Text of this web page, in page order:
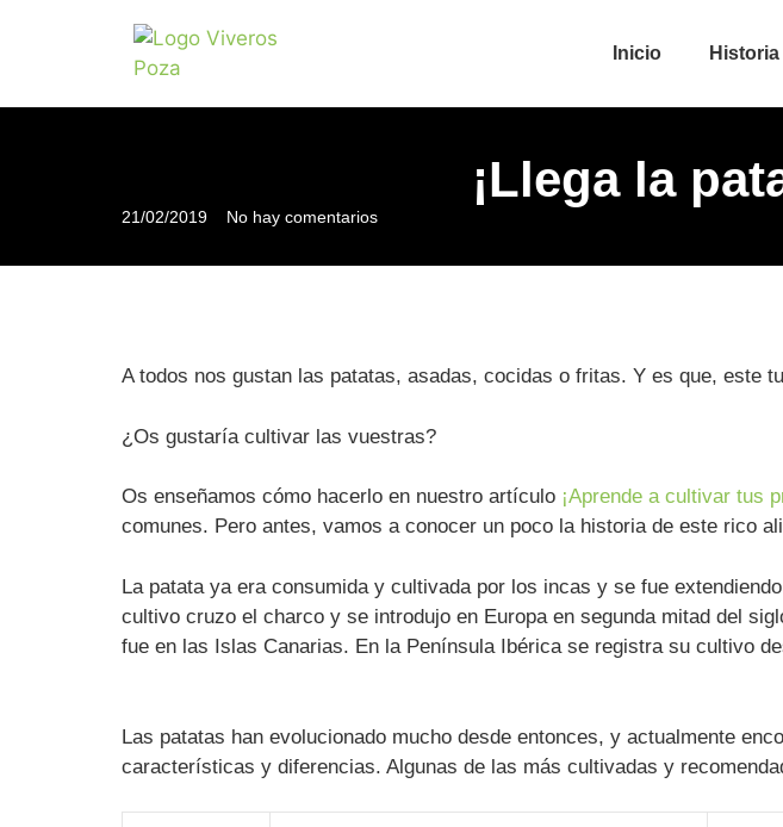
Inicio Historia
¡Llega la
21/02/2019 No hay comentarios
A todos nos gustan las patatas, asadas, cocidas o fritas. Y es que, este
¿Os gustaría cultivar las vuestras?
Os enseñamos cómo hacerlo en nuestro artículo ¡Aprende a cultivar tus
comunes. Pero antes, vamos a conocer un poco la historia de este rico
La patata ya era consumida y cultivada por los incas y se fue
cultivo cruzo el charco y se introdujo en Europa en segunda mitad del
fue en las Islas Canarias. En la Península Ibérica se registra su cultivo
Las patatas han evolucionado mucho desde entonces, y actualmente
características y diferencias. Algunas de las más cultivadas y